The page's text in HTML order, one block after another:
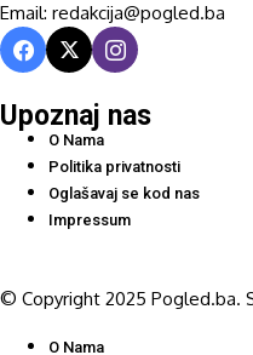
Email: redakcija@pogled.ba
Upoznaj nas
O Nama
Politika privatnosti
Oglašavaj se kod nas
Impressum
© Copyright 2025 Pogled.ba.
O Nama